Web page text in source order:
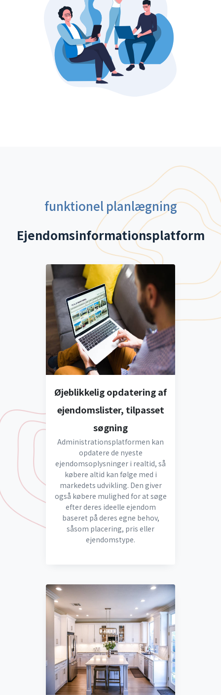
funktionel planlægning
Ejendomsinformationsplatform
Øjeblikkelig opdatering af
ejendomslister, tilpasset
søgning
Administrationsplatformen kan
opdatere de nyeste
ejendomsoplysninger i realtid, så
købere altid kan følge med i
markedets udvikling. Den giver
også købere mulighed for at søge
efter deres ideelle ejendom
baseret på deres egne behov,
såsom placering, pris eller
ejendomstype.